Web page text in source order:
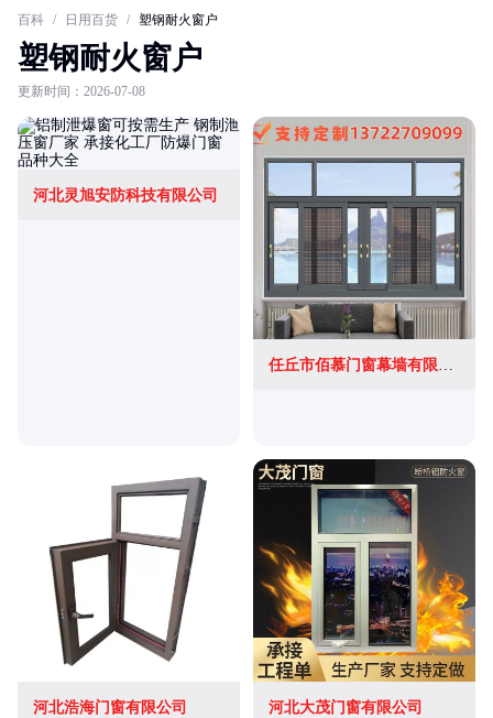
百科 / 日用百货 / 塑钢耐火窗户
塑钢耐火窗户
更新时间：2026-07-08
河北灵旭安防科技有限公司
任丘市佰慕门窗幕墙有限公司
河北浩海门窗有限公司 河北大茂门窗有限公司